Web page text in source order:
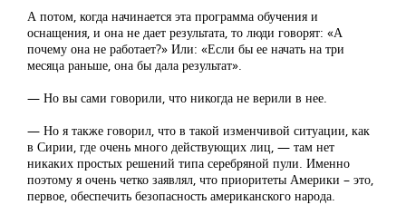
А потом, когда начинается эта программа обучения и
оснащения, и она не дает результата, то люди говорят: «А
почему она не работает?» Или: «Если бы ее начать на три
месяца раньше, она бы дала результат».
— Но вы сами говорили, что никогда не верили в нее.
— Но я также говорил, что в такой изменчивой ситуации, как
в Сирии, где очень много действующих лиц, — там нет
никаких простых решений типа серебряной пули. Именно
поэтому я очень четко заявлял, что приоритеты Америки – это,
первое, обеспечить безопасность американского народа.